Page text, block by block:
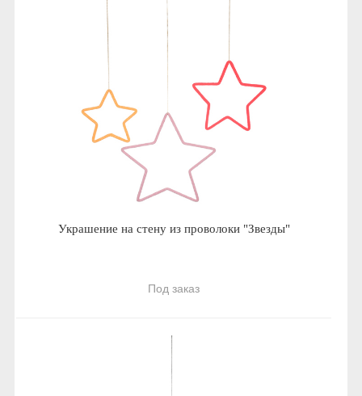
Украшение на стену из проволоки "Звезды"
Под заказ